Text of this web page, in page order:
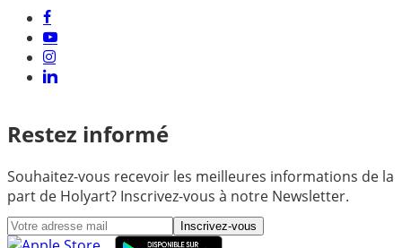
Restez informé
Souhaitez-vous recevoir les meilleures informations de la
part de Holyart? Inscrivez-vous à notre Newsletter.
Inscrivez-vous